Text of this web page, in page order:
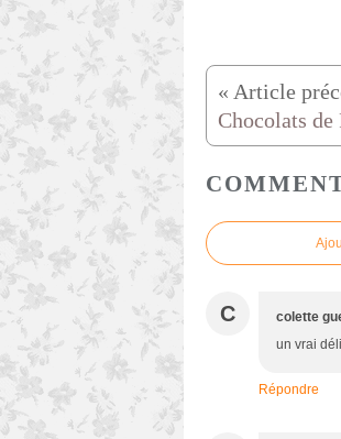
C colette
un vrai
Répondre